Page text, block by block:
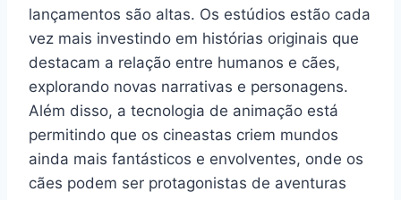
lançamentos são altas. Os estúdios estão cada
vez mais investindo em histórias originais que
destacam a relação entre humanos e cães,
explorando novas narrativas e personagens.
Além disso, a tecnologia de animação está
permitindo que os cineastas criem mundos
ainda mais fantásticos e envolventes, onde os
cães podem ser protagonistas de aventuras